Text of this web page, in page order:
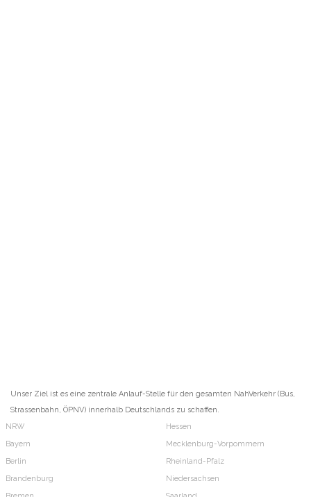
Unser Ziel ist es eine zentrale Anlauf-Stelle für den gesamten NahVerkehr (Bus,
Strassenbahn, ÖPNV) innerhalb Deutschlands zu schaffen.
NRW
Bayern
Berlin
Brandenburg
Hessen
Mecklenburg-Vorpommern
Rheinland-Pfalz
Niedersachsen